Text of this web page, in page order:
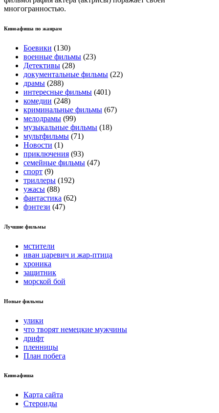
многогранностью.
Киноафиша по жанрам
Боевики (130)
военные фильмы (23)
Детективы (28)
документальные фильмы (22)
драмы (288)
интересные фильмы (401)
комедии (248)
криминальные фильмы (67)
мелодрамы (99)
музыкальные фильмы (18)
мультфильмы (71)
Новости (1)
приключения (93)
семейные фильмы (47)
спорт (9)
триллеры (192)
ужасы (88)
фантастика (62)
фэнтези (47)
Лучшие фильмы
мстители
иван царевич и жар-птица
хроника
защитник
морской бой
Новые фильмы
улики
что творят немецкие мужчины
дрифт
пленницы
План побега
Киноафиша
Карта сайта
Стероиды